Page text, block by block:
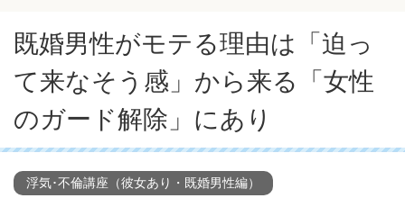
既婚男性がモテる理由は「迫っ
て来なそう感」から来る「女性
のガード解除」にあり
浮気･不倫講座（彼女あり・既婚男性編）